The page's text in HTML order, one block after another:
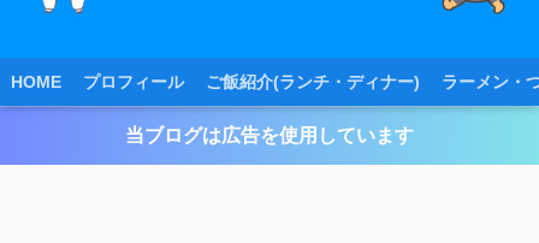
HOME プロフィール ご飯紹介(ランチ・ディナー) ラーメン・
当ブログは広告を使用しています